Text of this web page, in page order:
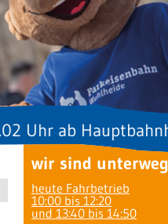
ab Hauptbahnhof
wir sind
heute Fahrbetrieb
10:00 bis 12:20
und 13:40 bis 14:50